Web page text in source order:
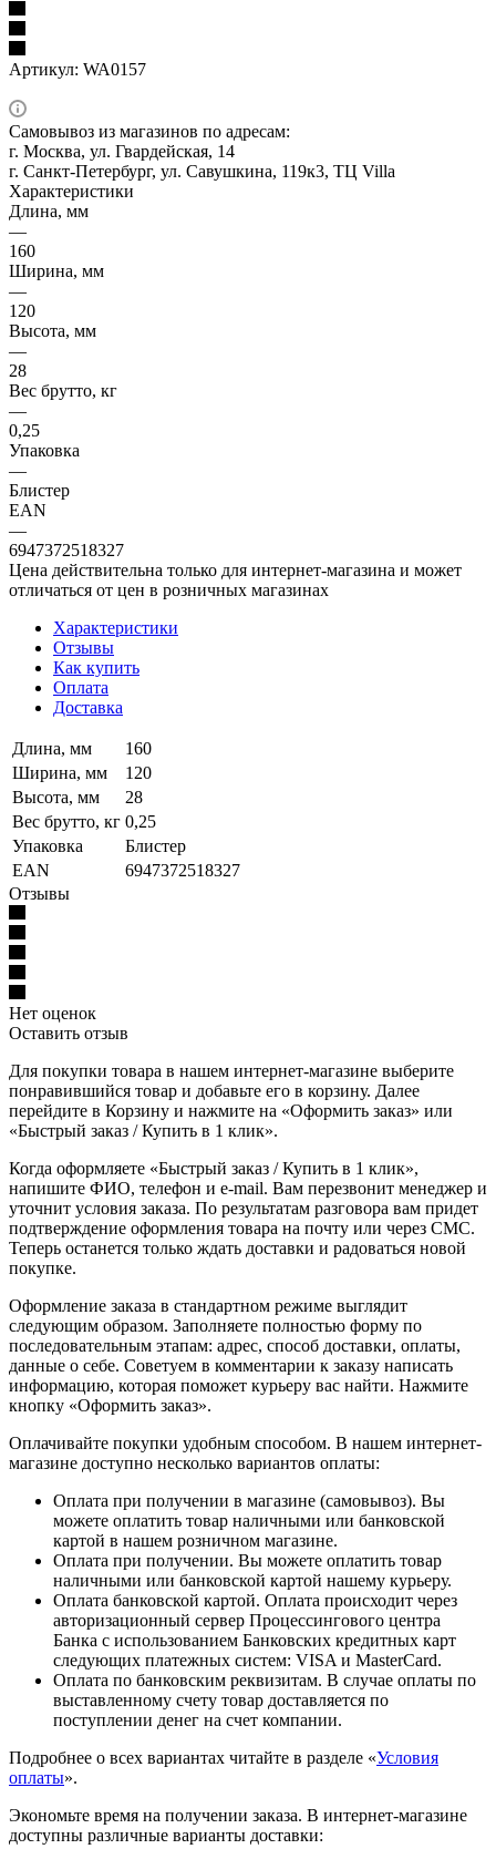
Артикул: WA0157
Самовывоз из магазинов по адресам:
г. Москва, ул. Гвардейская, 14
г. Санкт-Петербург, ул. Савушкина, 119к3, ТЦ Villa
Характеристики
Длина, мм
—
160
Ширина, мм
—
120
Высота, мм
—
28
Вес брутто, кг
—
0,25
Упаковка
—
Блистер
EAN
—
6947372518327
Цена действительна только для интернет-магазина и может
отличаться от цен в розничных магазинах
Характеристики
Отзывы
Как купить
Оплата
Доставка
Длина, мм
160
Ширина, мм
120
Высота, мм
28
Вес брутто, кг 0,25
Упаковка
Блистер
EAN
6947372518327
Отзывы
Нет оценок
Оставить отзыв
Для покупки товара в нашем интернет-магазине выберите
понравившийся товар и добавьте его в корзину. Далее
перейдите в Корзину и нажмите на «Оформить заказ» или
«Быстрый заказ / Купить в 1 клик».
Когда оформляете «Быстрый заказ / Купить в 1 клик»,
напишите ФИО, телефон и e-mail. Вам перезвонит менеджер и
уточнит условия заказа. По результатам разговора вам придет
подтверждение оформления товара на почту или через СМС.
Теперь останется только ждать доставки и радоваться новой
покупке.
Оформление заказа в стандартном режиме выглядит
следующим образом. Заполняете полностью форму по
последовательным этапам: адрес, способ доставки, оплаты,
данные о себе. Советуем в комментарии к заказу написать
информацию, которая поможет курьеру вас найти. Нажмите
кнопку «Оформить заказ».
Оплачивайте покупки удобным способом. В нашем интернет-
магазине доступно несколько вариантов оплаты:
Оплата при получении в магазине (самовывоз). Вы
можете оплатить товар наличными или банковской
картой в нашем розничном магазине.
Оплата при получении. Вы можете оплатить товар
наличными или банковской картой нашему курьеру.
Оплата банковской картой. Оплата происходит через
авторизационный сервер Процессингового центра
Банка с использованием Банковских кредитных карт
следующих платежных систем: VISA и MasterCard.
Оплата по банковским реквизитам. В случае оплаты по
выставленному счету товар доставляется по
поступлении денег на счет компании.
Подробнее о всех вариантах читайте в разделе «Условия
оплаты».
Экономьте время на получении заказа. В интернет-магазине
доступны различные варианты доставки: